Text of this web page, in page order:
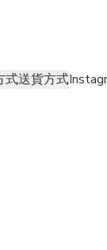
式送貨方式